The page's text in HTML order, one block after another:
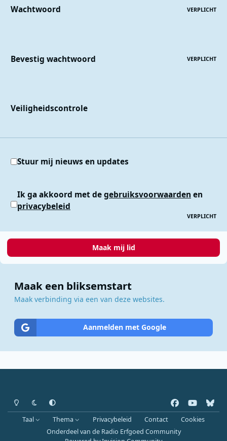
Wachtwoord VERPLICHT
Bevestig wachtwoord VERPLICHT
Veiligheidscontrole
Stuur mij nieuws en updates
Ik ga akkoord met degebruiksvoorwaarden en
privacybeleid
VERPLICHT
Maak mij lid
Maak een bliksemstart
Maak verbinding via een van deze websites.
Aanmelden met Google
Heldere modus
Donkere modus
Systeemvoorkeur
a
c
e
o
u
b
l
u
Taal Thema Privacybeleid Contact
Cookies
Onderdeel van de Radio Erfgoed Community